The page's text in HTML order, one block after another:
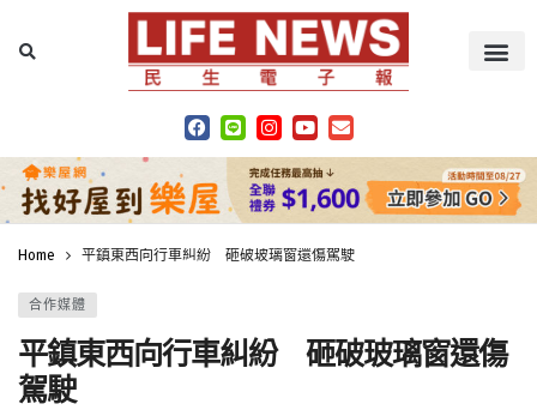
Home 平鎮東西向行車糾紛 砸破玻璃窗還傷駕駛
合作媒體
平鎮東西向行車糾紛 砸破玻璃窗還傷
駕駛